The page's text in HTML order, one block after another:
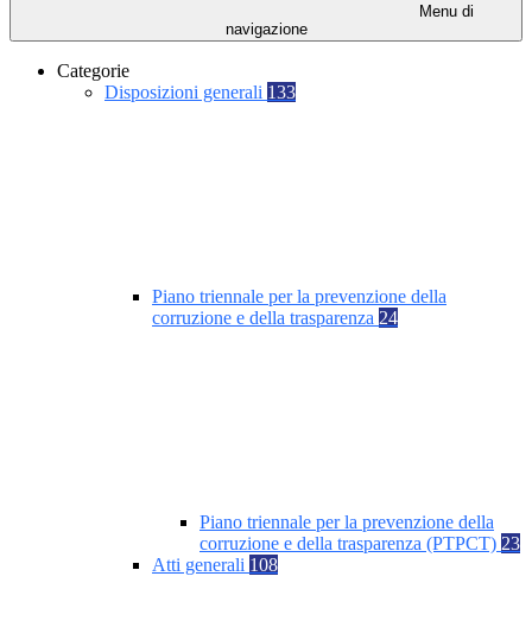
Menu di
navigazione
Categorie
Disposizioni generali 133
Piano triennale per la prevenzione della
corruzione e della trasparenza 24
Piano triennale per la prevenzione della
corruzione e della trasparenza (PTPCT) 23
Atti generali 108